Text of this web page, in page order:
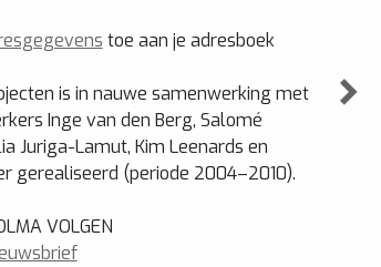
toe aan je adresboek
is in nauwe samenwerking met
Inge van den Berg, Salomé
Juriga-Lamut, Kim Leenards en
gerealiseerd (periode 2004–2010).
VOLGEN